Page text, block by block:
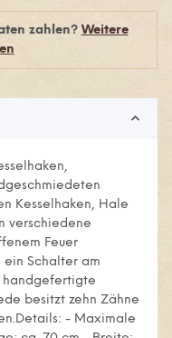
zahlen? Weitere
Kesselhaken, Hale
verschiedene
Feuer
ein Schalter am
handgefertigte
besitzt zehn Zähne
- Maximale